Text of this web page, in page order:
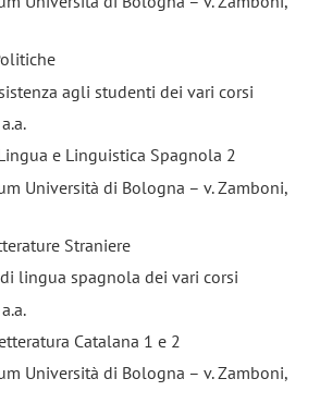
agli studenti dei vari corsi
e Linguistica Spagnola 2
Università di Bologna – v. Zamboni,
Straniere
lingua spagnola dei vari corsi
Catalana 1 e 2
Università di Bologna – v. Zamboni,